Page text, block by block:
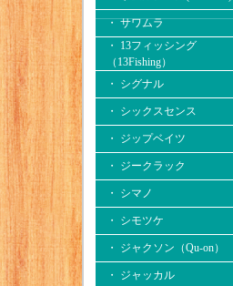
・ サワムラ
・ 13フィッシング
（13Fishing）
・ シグナル
・ シックスセンス
・ ジップベイツ
・ ジークラック
・ シマノ
・ シモツケ
・ ジャクソン（Qu-on）
・ ジャッカル